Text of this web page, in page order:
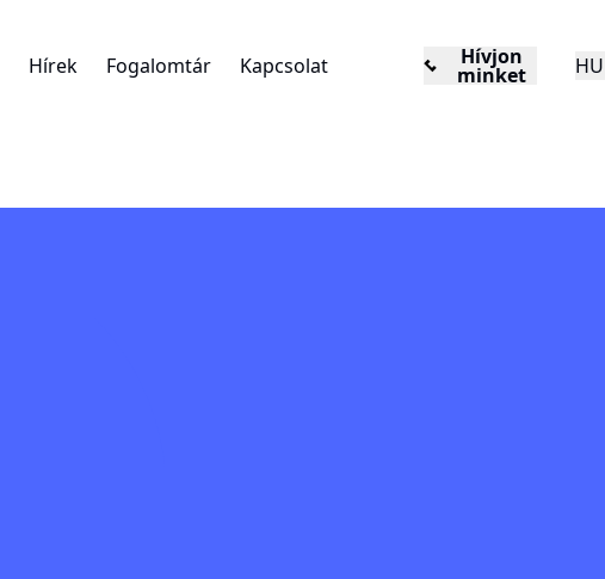
Hírek Fogalomtár Kapcsolat Hívjon
minket HU